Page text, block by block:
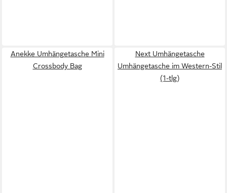
Anekke Umhängetasche Mini
Crossbody Bag
Next Umhängetasche
Umhängetasche im Western-Stil
(1-tlg)